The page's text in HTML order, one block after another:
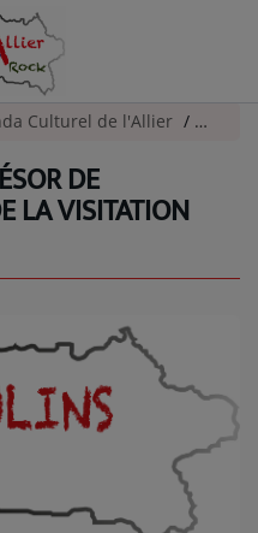
Culturel de l'Allier
DE
LA VISITATION